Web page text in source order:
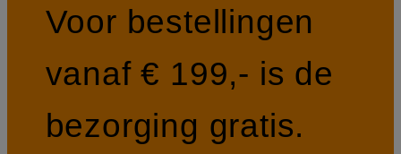
Voor bestellingen
vanaf € 199,- is de
bezorging gratis.